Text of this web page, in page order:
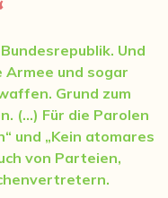
Und
Armee und sogar
Grund zum
(…) Für die Parolen
und „Kein atomares
von Parteien,